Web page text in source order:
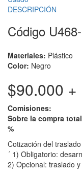
DESCRIPCIÓN
Código
Materiales: Plástico
Color: Negro
$90.000 +
Comisiones:
Sobre la compra
%
Cotización del
´ 1) Obligatorio:
2) Opcional: traslado